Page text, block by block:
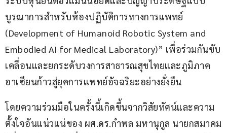
บูรณาการสำหรับห้องปฏิบัติการทางการแพทย์
(Development of Humanoid Robotic System and
Embodied AI for Medical Laboratory)” เพื่อร่วมกันขับ
เคลื่อนและยกระดับวงการสาธารณสุขไทยและภูมิภาค
อาเซียนก้าวสู่ยุคการแพทย์อัจฉริยะอย่างยั่งยืน
โดยความร่วมมือในครั้งนี้เกิดขึ้นจากวิสัยทัศน์และความ
ตั้งใจอันแน่วแน่ของ ผศ.ดร.กำพล มหานุกูล นายกสมาคม